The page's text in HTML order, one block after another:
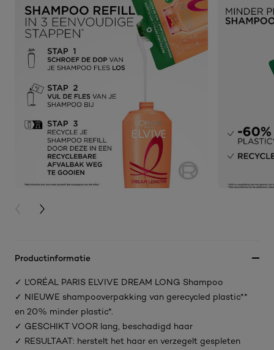
PREVIOUS CARD
NEXT CARD
Productinformatie
✓ L'ORÉAL PARIS ELVIVE DREAM LONG Shampoo
✓ NIEUWE shampooverpakking van gerecycled plastic**
en 20% minder plastic*.
✓ GESCHIKT VOOR lang, beschadigd haar
✓ RESULTAAT: herstelt het haar en verzegelt gespleten